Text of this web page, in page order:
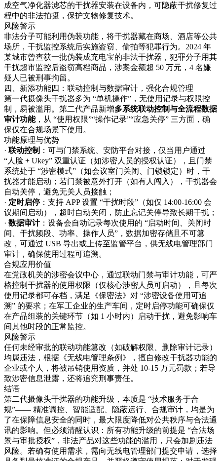
成空气净化器滤芯的干扰器安装在设备内，可隐蔽干扰修复过
程中的非法拍摄，保护文物修复技术。​
风险警示​
非法分子可能利用伪装功能，将干扰器藏在商场、酒店等公共
场所，干扰监控系统后实施盗窃、偷拍等犯罪行为。2024 年
某城市曾查获一批伪装成充电宝的非法干扰器，犯罪分子用其
干扰超市监控后盗窃高档商品，涉案金额超 50 万元，4 名嫌
疑人已被刑事拘留。​
四、新添功能四：联动控制与数据审计，强化合规管理​
第一代摄像头干扰器多为 “单机操作”，无使用记录与权限控
制，易被滥用。第二代产品新增多系统联动控制与全流程数据
审计功能，从 “使用权限”“操作记录”“应急关停” 三方面，确
保仅在合规场景下使用。​
功能原理与优势​
· 联动控制 ：可与门禁系统、安防平台对接，仅当用户通过
“人脸 + Ukey” 双重认证（如涉密人员的授权认证），且门禁
系统处于 “涉密模式”（如会议室门关闭、门锁锁定）时，干
扰器才能启动；若门禁被意外打开（如有人闯入），干扰器会
自动关停，避免无关人员接触；​
· 定时启停 ：支持 APP 设置 “干扰时段”（如仅 14:00-16:00 会
议期间启动），超时自动关闭，防止忘记关停导致长期干扰；​
· 数据审计：设备会自动记录每次使用的 “启动时间、关闭时
间、干扰频段、功率、操作人员”，数据加密存储且不可篡
改，可通过 USB 导出或上传至监管平台，供无线电管理部门
审计，确保使用过程可追溯。​
合规应用价值​
在党政机关的涉密会议中心，通过联动门禁与审计功能，可严
格控制干扰器的使用权限（仅核心涉密人员可启动），且每次
使用记录都可存档，满足《保密法》对 “涉密设备使用可追
溯” 的要求；在军工企业的生产车间，定时启停功能可确保仅
在产品组装的关键环节（如 1 小时内）启动干扰，避免影响车
间其他时段的正常监控。​
风险警示​
任何未经审批的联动功能篡改（如破解权限、删除审计记录）
均属违法，根据《无线电管理条例》，擅自修改干扰器功能的
企业或个人，将被吊销使用资质，并处 10-15 万元罚款；若导
致涉密信息泄露，还将追究刑事责任。​
结语​
第二代摄像头干扰器的功能升级，本质是 “技术服务于合
规”—— 精准调控、智能适配、隐蔽运行、合规审计，均是为
了在保障信息安全的同时，最大限度降低对公共秩序与合法通
讯的影响。但必须清醒认识：所有功能升级的前提是 “合法场
景与审批授权”，非法产品对这些功能的滥用，只会加剧违法
风险。若确有使用需求，需向无线电管理部门提交申请，选择